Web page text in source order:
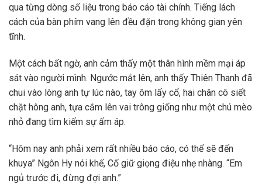
qua từng dòng số liệu trong báo cáo tài chính. Tiếng lách
cách của bàn phím vang lên đều đặn trong không gian yên
tĩnh.
Một cách bất ngờ, anh cảm thấy một thân hình mềm mại áp
sát vào người mình. Ngước mắt lên, anh thấy Thiên Thanh đã
chui vào lòng anh tự lúc nào, tay ôm lấy cổ, hai chân cô siết
chặt hông anh, tựa cắm lên vai trông giống như một chú mèo
nhỏ đang tìm kiếm sự ấm áp.
“Hôm nay anh phải xem rất nhiều báo cáo, có thể sẽ đến
khuya” Ngôn Hy nói khế, Cố giữ giọng điệu nhẹ nhàng. “Em
ngủ trước đi, đừng đợi anh.”